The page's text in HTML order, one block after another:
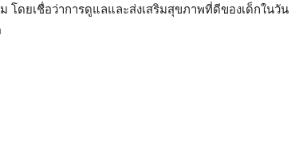
ดยเชื่อว่าการดูแลและส่งเสริมสุขภาพที่ดีของเด็กในวัน